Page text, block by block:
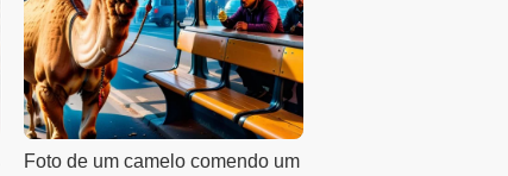
Foto de um camelo comendo um